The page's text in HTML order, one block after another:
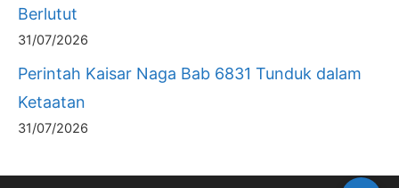
Berlutut
31/07/2026
Perintah Kaisar Naga Bab 6831 Tunduk dalam
Ketaatan
31/07/2026